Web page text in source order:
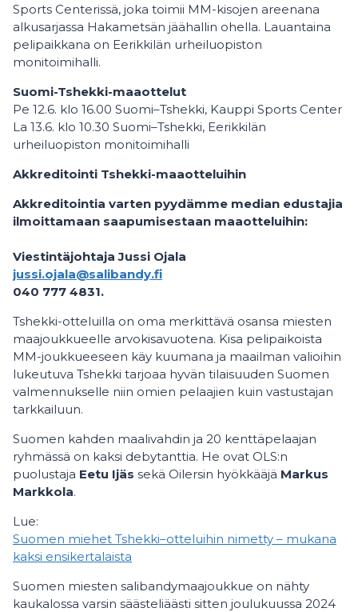
Sports Centerissä, joka toimii MM-kisojen areenana
alkusarjassa Hakametsän jäähallin ohella. Lauantaina
pelipaikkana on Eerikkilän urheiluopiston
monitoimihalli.
Suomi-Tshekki-maaottelut
Pe 12.6. klo 16.00 Suomi–Tshekki, Kauppi Sports Center
La 13.6. klo 10.30 Suomi–Tshekki, Eerikkilän
urheiluopiston monitoimihalli
Akkreditointi Tshekki-maaotteluihin
Akkreditointia varten pyydämme median edustajia
ilmoittamaan saapumisestaan maaotteluihin:
Viestintäjohtaja Jussi Ojala
jussi.ojala@salibandy.fi
040 777 4831.
Tshekki-otteluilla on oma merkittävä osansa miesten
maajoukkueelle arvokisavuotena. Kisa pelipaikoista
MM-joukkueeseen käy kuumana ja maailman valioihin
lukeutuva Tshekki tarjoaa hyvän tilaisuuden Suomen
valmennukselle niin omien pelaajien kuin vastustajan
tarkkailuun.
Suomen kahden maalivahdin ja 20 kenttäpelaajan
ryhmässä on kaksi debytanttia. He ovat OLS:n
puolustaja Eetu Ijäs sekä Oilersin hyökkääjä Markus
Markkola.
Lue:
Suomen miehet Tshekki–otteluihin nimetty – mukana
kaksi ensikertalaista
Suomen miesten salibandymaajoukkue on nähty
kaukalossa varsin säästeliäästi sitten joulukuussa 2024